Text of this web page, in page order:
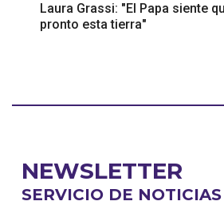
Laura Grassi: "El Papa siente
pronto esta tierra"
NEWSLETTER
SERVICIO DE NOTICIAS